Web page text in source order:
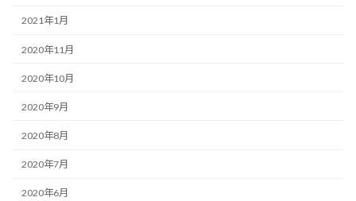
2021年1月
2020年11月
2020年10月
2020年9月
2020年8月
2020年7月
2020年6月